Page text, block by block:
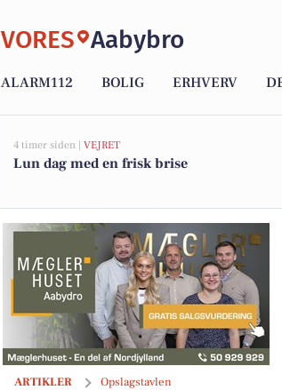
VORES Aabybro
ALARM112 BOLIG ERHVERV
4 timer siden | VEJRET
Lun dag med en frisk brise
ARTIKLER Opslagstavlen
Børneshoppen Brønderslev holder Open By